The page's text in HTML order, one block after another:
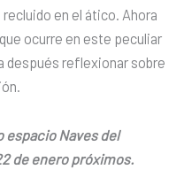
en el ático. Ahora
ocurre en este peculiar
después reflexionar sobre
espacio Naves del
de enero próximos.